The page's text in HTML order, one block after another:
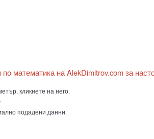
математика на AlekDimitrov.com за
кликнете на него.
подадени данни.